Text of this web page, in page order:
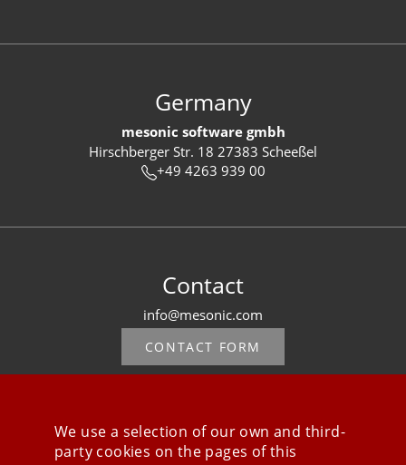
Germany
mesonic software gmbh
Hirschberger Str. 18 27383 Scheeßel
+49 4263 939 00
Contact
info@mesonic.com
CONTACT FORM
We use a selection of our own and third-
party cookies on the pages of this